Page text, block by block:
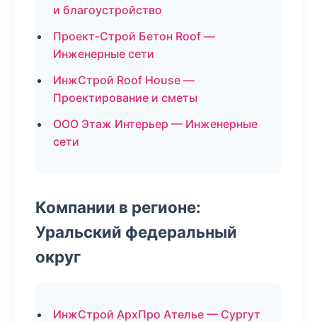
и благоустройство
Проект-Строй Бетон Roof —
Инженерные сети
ИнжСтрой Roof House —
Проектирование и сметы
ООО Этаж Интерьер — Инженерные
сети
Компании в регионе:
Уральский федеральный
округ
ИнжСтрой АрхПро Ателье — Сургут